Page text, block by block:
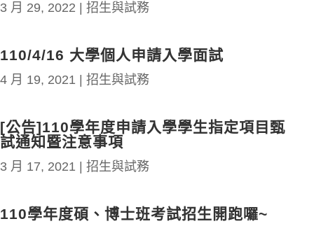
3 月 29, 2022 招生與試務
110/4/16 大學個人申請入學面試
4 月 19, 2021 招生與試務
[公告]110學年度申請入學學生指定項目甄
試通知暨注意事項
3 月 17, 2021 招生與試務
110學年度碩、博士班考試招生開跑囉~